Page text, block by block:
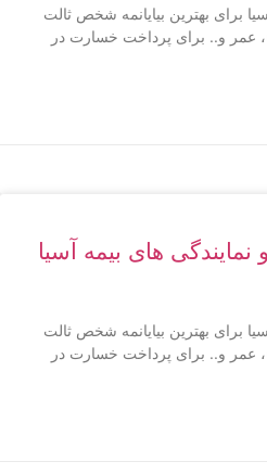
برای بهترین بیایانمه شخص ثالت
عمر و.. برای پرداخت خسارت در
های بیمه آسیا
برای بهترین بیایانمه شخص ثالت
عمر و.. برای پرداخت خسارت در